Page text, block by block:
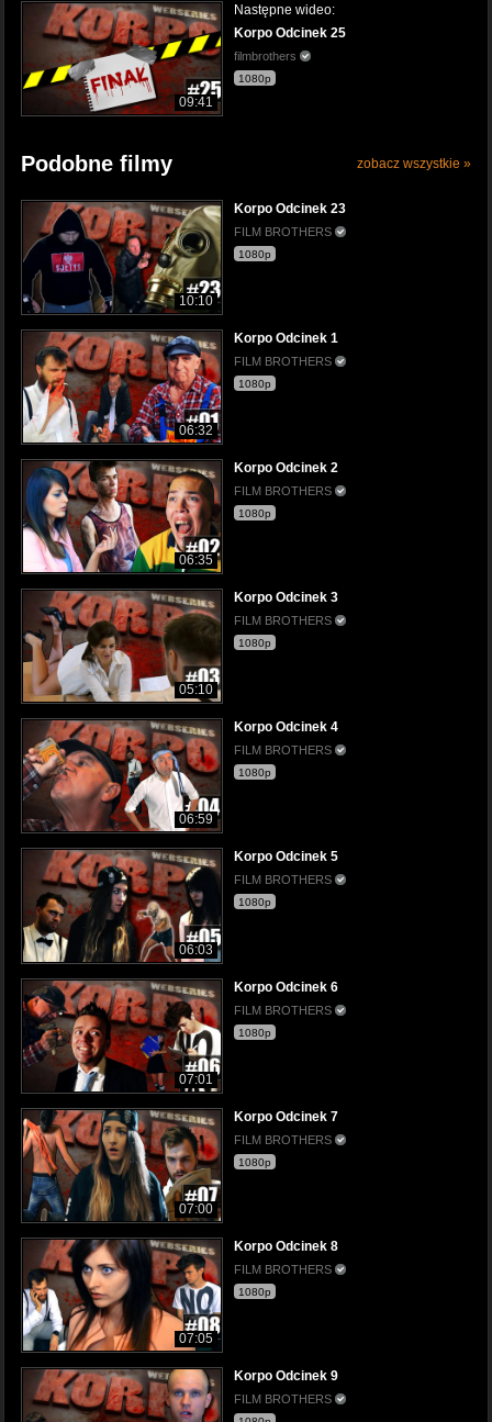
09:41
Następne wideo:
Korpo Odcinek 25
filmbrothers
1080p
Podobne filmy zobacz wszystkie »
10:10
Korpo Odcinek 23
FILM BROTHERS
1080p
06:32
Korpo Odcinek 1
FILM BROTHERS
1080p
06:35
Korpo Odcinek 2
FILM BROTHERS
1080p
05:10
Korpo Odcinek 3
FILM BROTHERS
1080p
06:59
Korpo Odcinek 4
FILM BROTHERS
1080p
06:03
Korpo Odcinek 5
FILM BROTHERS
1080p
07:01
Korpo Odcinek 6
FILM BROTHERS
1080p
07:00
Korpo Odcinek 7
FILM BROTHERS
1080p
07:05
Korpo Odcinek 8
FILM BROTHERS
1080p
Korpo Odcinek 9
FILM BROTHERS